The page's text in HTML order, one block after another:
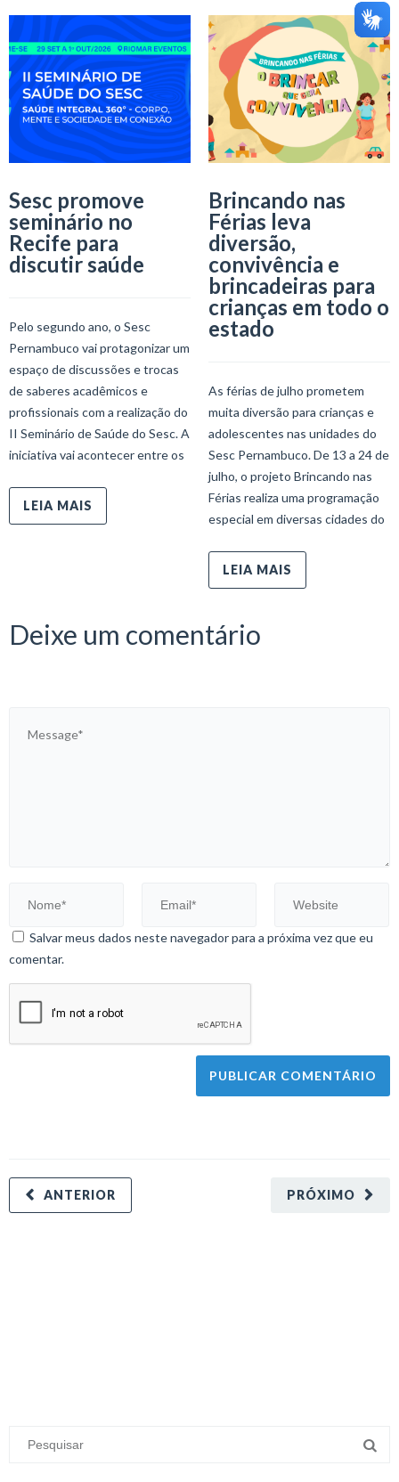
Sesc promove
seminário no
Recife para
discutir saúde
Pelo segundo ano, o Sesc
Pernambuco vai protagonizar um
espaço de discussões e trocas
de saberes acadêmicos e
profissionais com a realização do
II Seminário de Saúde do Sesc. A
iniciativa vai acontecer entre os
LEIA MAIS
Brincando nas
Férias leva
diversão,
convivência e
brincadeiras para
crianças em todo o
estado
As férias de julho prometem
muita diversão para crianças e
adolescentes nas unidades do
Sesc Pernambuco. De 13 a 24 de
julho, o projeto Brincando nas
Férias realiza uma programação
especial em diversas cidades do
LEIA MAIS
Deixe um comentário
Salvar meus dados neste navegador para a próxima vez que eu
comentar.
PRÓXIMO
ANTERIOR